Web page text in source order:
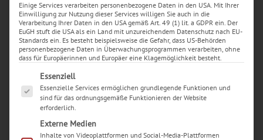
Wasserschadenreinigung 1 vorher
Einige Services verarbeiten personenbezogene Daten in den USA. Mit Ihrer
Einwilligung zur Nutzung dieser Services willigen Sie auch in die
Verarbeitung Ihrer Daten in den USA gemäß Art. 49 (1) lit. a GDPR ein. Der
EuGH stuft die USA als ein Land mit unzureichendem Datenschutz nach EU-
Standards ein. Es besteht beispielsweise die Gefahr, dass US-Behörden
personenbezogene Daten in Überwachungsprogrammen verarbeiten, ohne
dass für Europäerinnen und Europäer eine Klagemöglichkeit besteht.
Es folgt eine Liste der Service-Gruppen, für die eine
Essenziell
Essenzielle Services ermöglichen grundlegende Funktionen und
sind für das ordnungsgemäße Funktionieren der Website
erforderlich.
Externe Medien
Inhalte von Videoplattformen und Social-Media-Plattformen